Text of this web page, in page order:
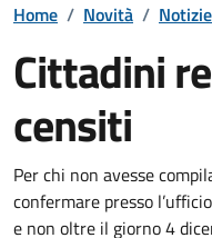
Home / Novità / Notizie
Cittadini
censiti
Dettagli
Per chi non avesse
confermare presso
e non oltre il giorno 4